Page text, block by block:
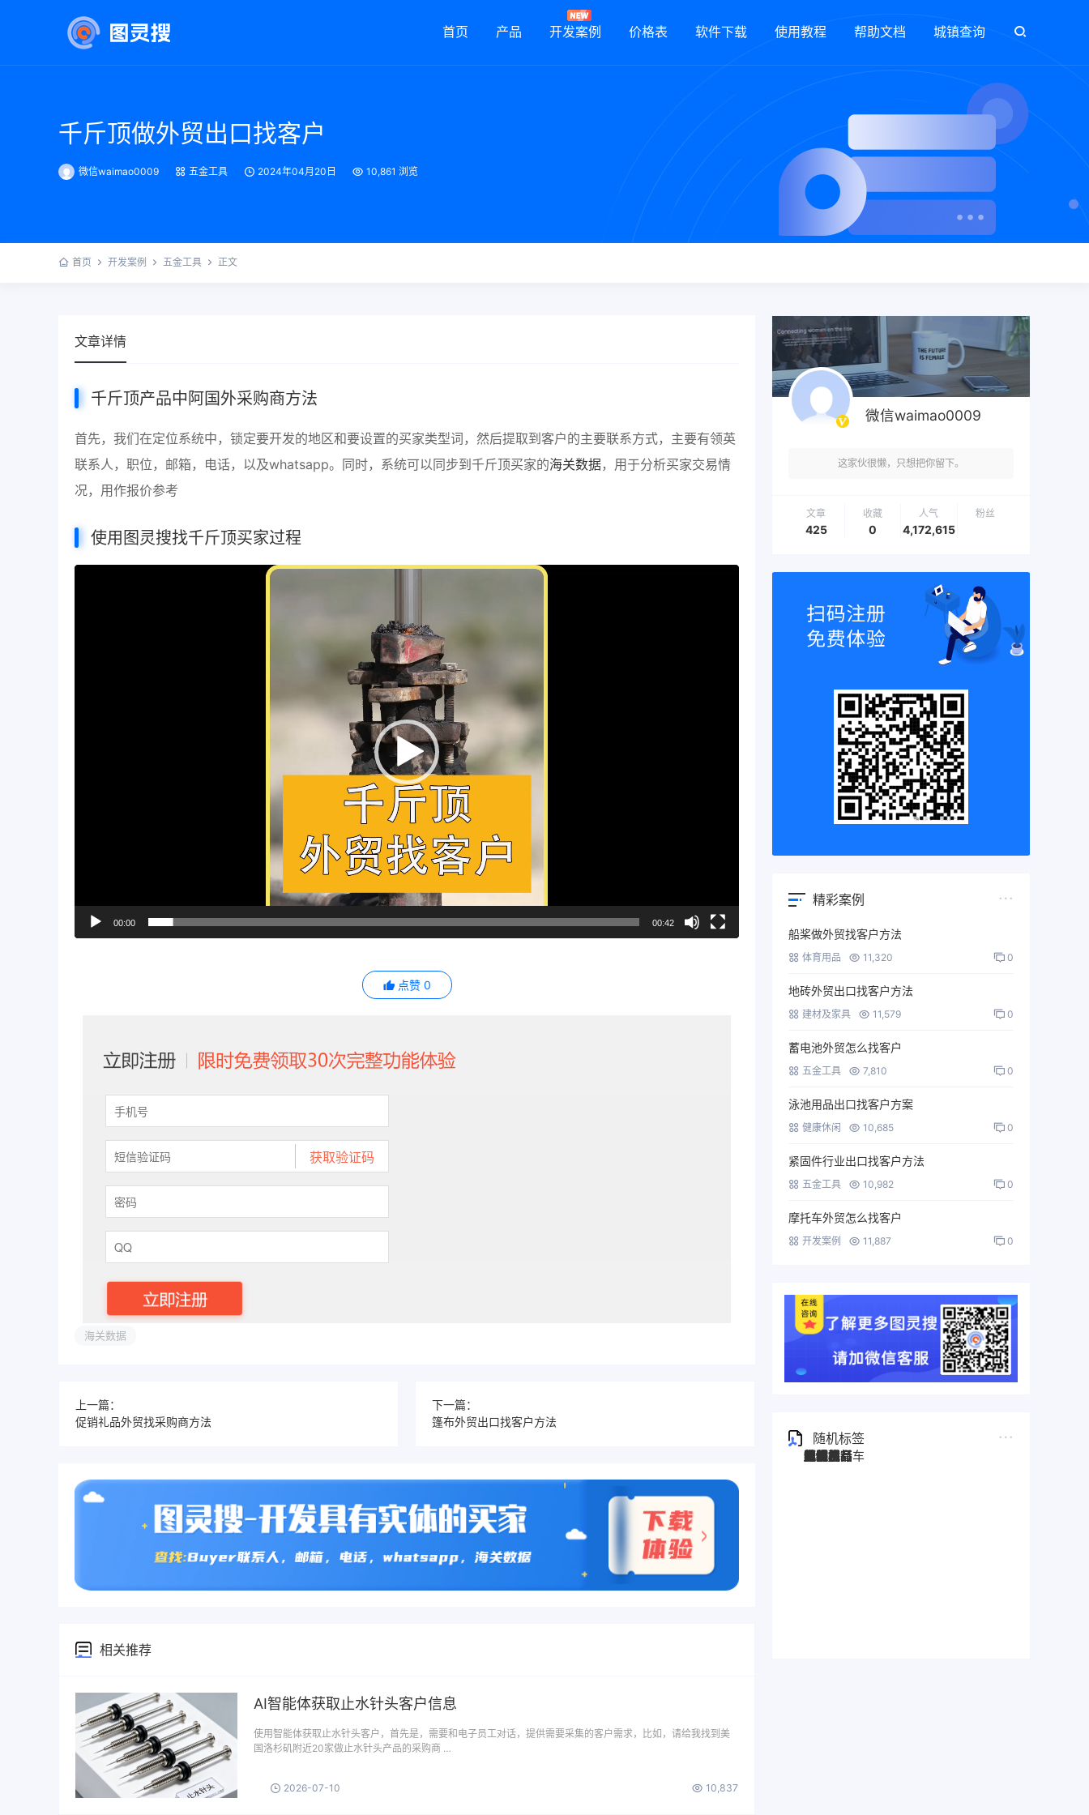
首页 产品 开发案例 价格表 软件下载 使用教程 帮助文档 城镇查询
千斤顶做外贸出口找客户
微信waimao0009 五金工具 2024年04月20日 10,861 浏览
首页 开发案例 五金工具 正文
文章详情
千斤顶产品中阿国外采购商方法
首先，我们在定位系统中，锁定要开发的地区和要设置的买家类型词，然后提取到客户的主要联系方式，主要有领英
联系人，职位，邮箱，电话，以及whatsapp。同时，系统可以同步到千斤顶买家的海关数据，用于分析买家交易情
况，用作报价参考
使用图灵搜找千斤顶买家过程
00:00 00:42
点赞 0
海关数据
上一篇：
促销礼品外贸找采购商方法
下一篇：
篷布外贸出口找客户方法
相关推荐
AI智能体获取止水针头客户信息
使用智能体获取止水针头客户，首先是，需要和电子员工对话，提供需要采集的客户需求，比如，请给我找到美
国洛杉矶附近20家做止水针头产品的采购商 …
2026-07-10 10,837
微信waimao0009
这家伙很懒，只想把你留下。
文章
425
收藏
0
人气
4,172,615
粉丝
精彩案例
船桨做外贸找客户方法
体育用品 11,320 0
地砖外贸出口找客户方法
建材及家具 11,579 0
蓄电池外贸怎么找客户
五金工具 7,810 0
泳池用品出口找客户方案
健康休闲 10,685 0
紧固件行业出口找客户方法
五金工具 10,982 0
摩托车外贸怎么找客户
开发案例 11,887 0
随机标签
图灵搜
电子秤
劳保手套
压缩机
宠物用品
纸袋
塑料袋
箱包
圣诞树
电子烟
集装箱
沙发
户外用品
美容用品
红酒
电动自行车
服装
母婴用品
石材
壁纸
建筑材料